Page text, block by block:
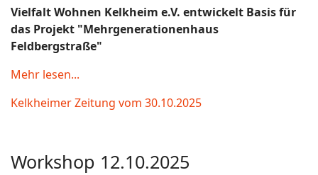
Vielfalt Wohnen Kelkheim e.V. entwickelt Basis für
das Projekt "Mehrgenerationenhaus
Feldbergstraße"
Mehr lesen...
Kelkheimer Zeitung vom 30.10.2025
Workshop 12.10.2025